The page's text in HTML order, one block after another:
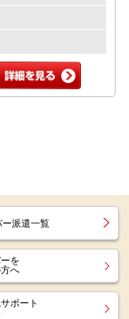
ー派遣一覧
を
へ
ポート